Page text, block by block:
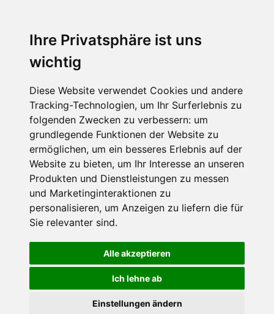
Ihre Privatsphäre ist uns
wichtig
Diese Website verwendet Cookies und andere
Tracking-Technologien, um Ihr Surferlebnis zu
folgenden Zwecken zu verbessern: um
grundlegende Funktionen der Website zu
ermöglichen, um ein besseres Erlebnis auf der
Website zu bieten, um Ihr Interesse an unseren
Produkten und Dienstleistungen zu messen
und Marketinginteraktionen zu
personalisieren, um Anzeigen zu liefern die für
Sie relevanter sind.
Alle akzeptieren
Ich lehne ab
Einstellungen ändern